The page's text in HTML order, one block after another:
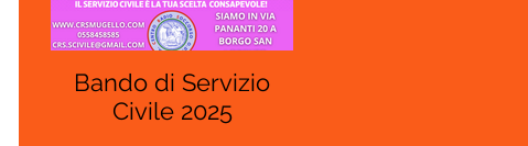
Bando di Servizio
Civile 2025